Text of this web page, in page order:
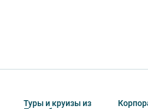
а также,
Туры и круизы из